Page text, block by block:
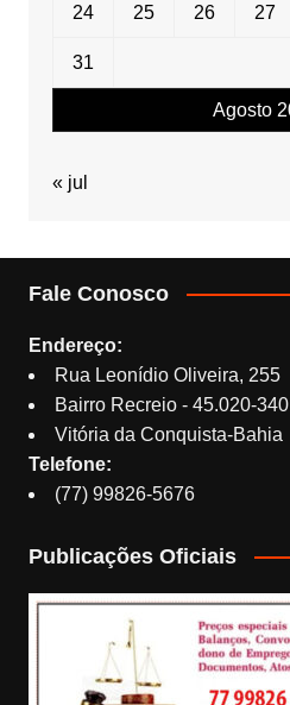
Agosto
24 25 26 27
31
« jul
Fale Conosco
Endereço:
Rua Leonídio Oliveira, 255
Bairro Recreio - 45.020-340
Vitória da Conquista-Bahia
Telefone:
(77) 99826-5676
Publicações Oficiais